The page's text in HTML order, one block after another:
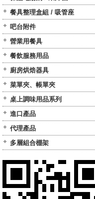
餐具整理盒組 / 吸管座
吧台附件
營業用餐具
餐飲服務用品
廚房烘焙器具
菜單夾、帳單夾
桌上調味用品系列
進口產品
代理產品
多層組合棚架